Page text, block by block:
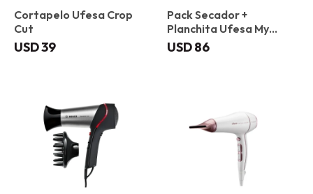
Cortapelo Ufesa Crop
Cut
USD39
Pack Secador +
Planchita Ufesa My
glamour set
USD86